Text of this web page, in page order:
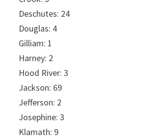
Deschutes: 24
Douglas: 4
Gilliam: 1
Harney: 2
Hood River: 3
Jackson: 69
Jefferson: 2
Josephine: 3
Klamath: 9